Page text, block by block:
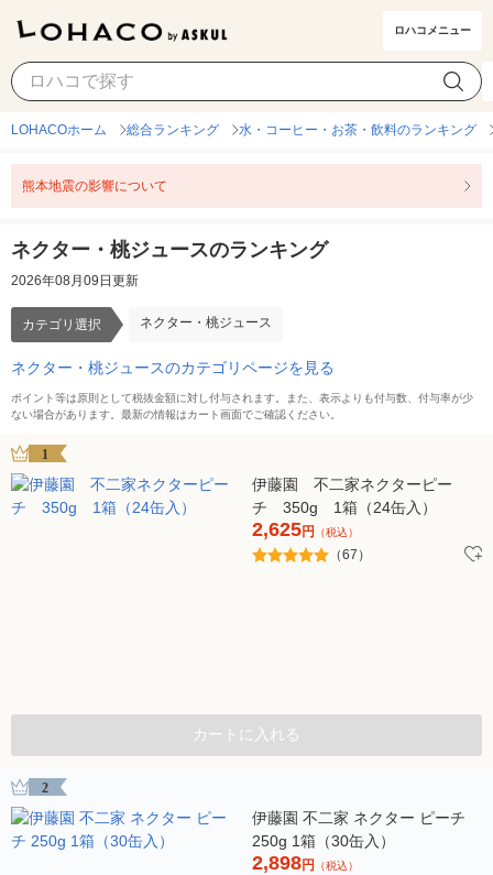
ロハコメニュー
ネクター・桃ジュース カテゴリ選択
LOHACOホーム 総合ランキング 水・コーヒー・お茶・飲料のランキング
熊本地震の影響について
ネクター・桃ジュースのランキング
2026年08月09日更新
カテゴリ選択 ネクター・桃ジュース
ネクター・桃ジュースのカテゴリページを見る
ポイント等は原則として税抜金額に対し付与されます。また、表示よりも付与数、付与率が少
ない場合があります。最新の情報はカート画面でご確認ください。
1
伊藤園 不二家ネクターピー
チ 350g 1箱（24缶入）
2,625円 （税込）
（67）
カートに入れる
2
伊藤園 不二家 ネクター ピーチ
250g 1箱（30缶入）
2,898円 （税込）